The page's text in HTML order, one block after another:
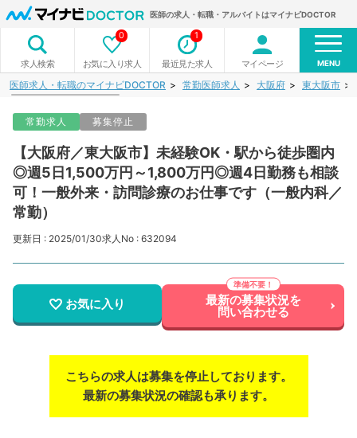
医師の求人・転職・アルバイトはマイナビDOCTOR
求人検索 お気に入り求人
0
最近見た求人
1
マイページ MENU
医師求人・転職のマイナビDOCTOR 常勤医師求人 大阪府 東大阪市
常勤求人 募集停止
【大阪府／東大阪市】未経験OK・駅から徒歩圏内
◎週5日1,500万円～1,800万円◎週4日勤務も相談
可！一般外来・訪問診療のお仕事です（一般内科／
常勤）
更新日 : 2025/01/30求人No : 632094
お気に入り 最新の募集状況を
問い合わせる
こちらの求人は募集を停止しております。
最新の募集状況の確認も承ります。